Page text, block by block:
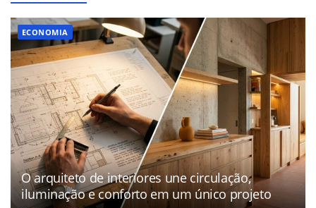
ECONOMIA
O arquiteto de interiores une circulação,
iluminação e conforto em um único projeto